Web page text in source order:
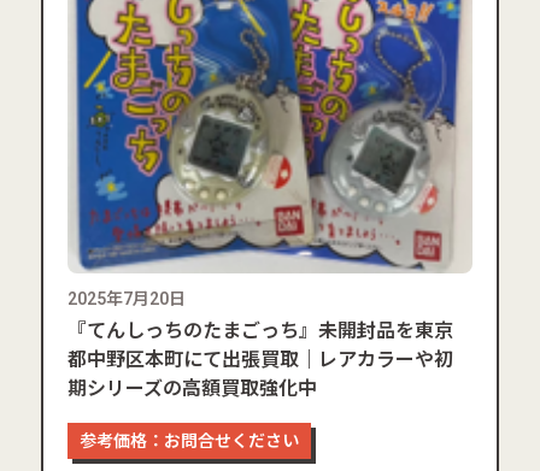
2025年7月20日
『てんしっちのたまごっち』未開封品を東京
都中野区本町にて出張買取｜レアカラーや初
期シリーズの高額買取強化中
参考価格：お問合せください